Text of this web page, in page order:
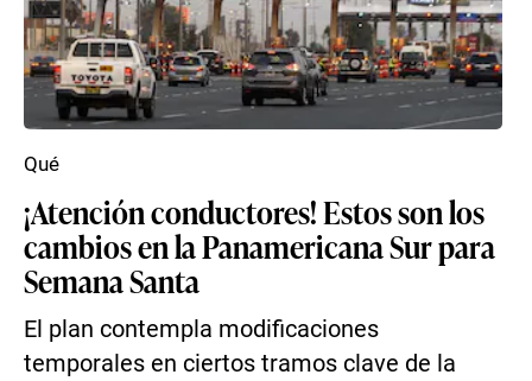
¡Atención conductores! Estos son los
cambios en la Panamericana Sur para
Semana Santa
El plan contempla modificaciones
temporales en ciertos tramos clave de la
Qué